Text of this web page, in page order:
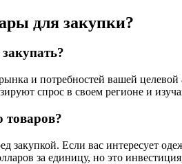
для закупки?
и потребностей вашей
спрос в своем регионе и
товаров?
закупкой. Если вас интересует
за единицу, но это